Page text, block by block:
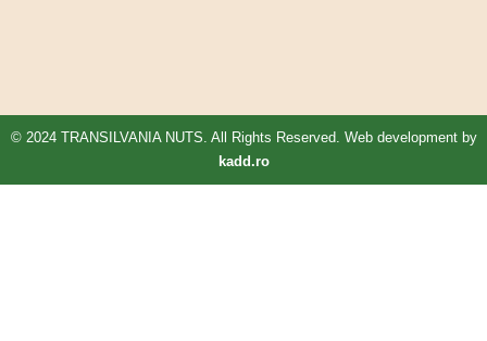
© 2024 TRANSILVANIA NUTS. All Rights Reserved. Web development by
kadd.ro